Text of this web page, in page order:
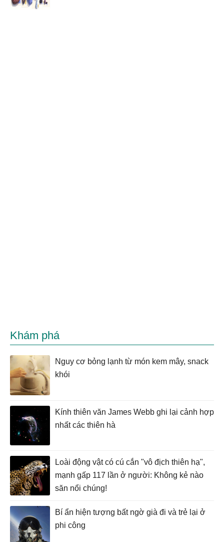
Khám phá
Nguy cơ bỏng lạnh từ món kem mây, snack
khói
Kính thiên văn James Webb ghi lại cảnh hợp
nhất các thiên hà
Loài động vật có cú cắn "vô địch thiên hạ",
mạnh gấp 117 lần ở người: Không kẻ nào
săn nổi chúng!
Bí ẩn hiện tượng bất ngờ già đi và trẻ lại ở
phi công